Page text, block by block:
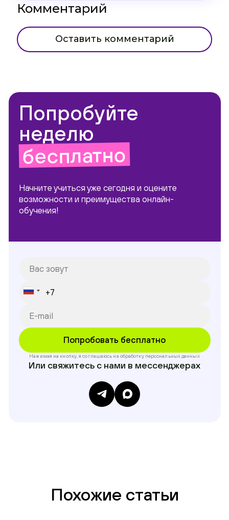
Комментарий
Оставить комментарий
Попробуйте
неделю
бесплатно
Начните учиться уже сегодня и оцените
возможности и преимущества онлайн-
обучения!
Нажимая на кнопку, я соглашаюсь на обработку персональных данных
Или свяжитесь с нами в мессенджерах
Похожие статьи